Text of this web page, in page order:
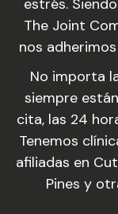
estrés.
The Joint
nos
No importa
siempre
cita, las 24
Tenemos
afiliadas en
Pines y